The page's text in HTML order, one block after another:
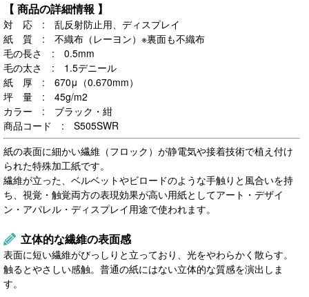
【 商品の詳細情報 】
対 応 : 乱反射防止用、ディスプレイ
紙 質 : 不織布（レーヨン）※裏面も不織布
毛の長さ : 0.5mm
毛の太さ : 1.5デニール
紙 厚 : 670μ（0.670mm）
坪 量 : 45g/m2
カラー : ブラック・紺
商品コード : S505SWR
紙の表面に細かい繊維（フロック）が静電気や接着技術で植え付け
られた特殊加工紙です。
繊維が立った、ベルベットやビロードのような手触りと風合いを持
ち、視覚・触覚両方の表現効果が高い用紙としてアート・デザイ
ン・アパレル・ディスプレイ用途で使われます。
立体的な繊維の表面感
表面に短い繊維がびっしりと立っており、光をやわらかく散らす。
触るとやさしい感触。普通の紙にはない立体的な質感を演出しま
す。